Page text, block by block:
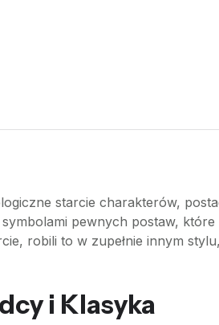
starcie charakterów,
pewnych postaw,
robili to w zupełnie innym
i Klasyka